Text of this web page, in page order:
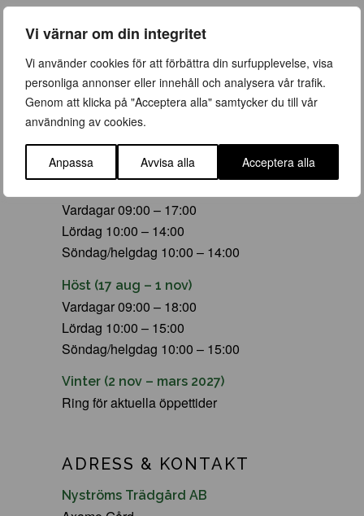
Vi värnar om din integritet
Vi använder cookies för att förbättra din surfupplevelse, visa
personliga annonser eller innehåll och analysera vår trafik.
Genom att klicka på "Acceptera alla" samtycker du till vår
användning av cookies.
Anpassa Avvisa alla Acceptera alla
ÖPPETTIDER
Vår (23 mars – 28 juni)
Vardagar 09:00 – 19:00
Lördag 10:00 – 16:00
Söndag/helgdag 10:00 – 16:00
Vardagar 09:00 – 17:00
Lördag 10:00 – 14:00
Söndag/helgdag 10:00 – 14:00
Höst (17 aug – 1 nov)
Vardagar 09:00 – 18:00
Lördag 10:00 – 15:00
Söndag/helgdag 10:00 – 15:00
Vinter (2 nov – mars 2027)
Ring för aktuella öppettider
ADRESS & KONTAKT
Nyströms Trädgård AB